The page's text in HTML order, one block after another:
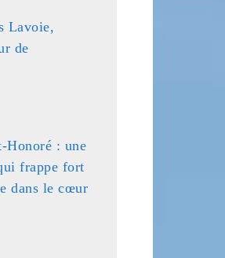
Lavoie,
de
Honoré : une
frappe fort
dans le cœur